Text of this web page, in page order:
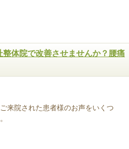
体院で改善させませんか？腰痛
来院された患者様のお声をいくつ